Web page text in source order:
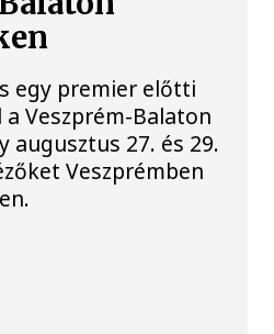
egy premier előtti
Veszprém-Balaton
augusztus 27. és 29.
Veszprémben